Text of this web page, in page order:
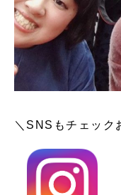
＼SNSもチェック